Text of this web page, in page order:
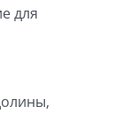
для